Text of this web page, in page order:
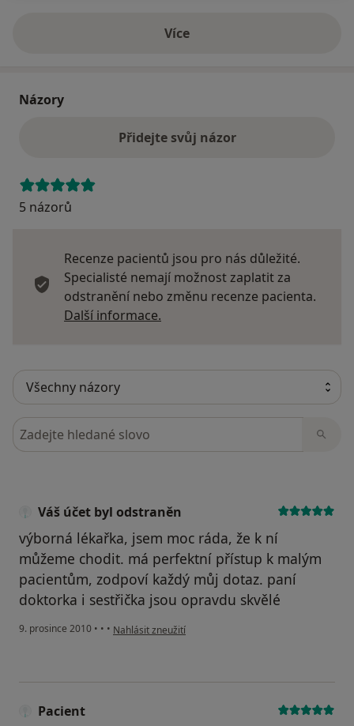
Víceo adrese
Názory
Přidejte svůj názor
5 názorů
Recenze pacientů jsou pro nás důležité.
Specialisté nemají možnost zaplatit za
odstranění nebo změnu recenze pacienta.
Další informace.
Hledejte v názorech
Váš účet byl odstraněn
výborná lékařka, jsem moc ráda, že k ní
můžeme chodit. má perfektní přístup k malým
pacientům, zodpoví každý můj dotaz. paní
doktorka i sestřička jsou opravdu skvělé
9. prosince 2010 • • • podle názoru uživatele Váš účet byl odstraněn
Nahlásit zneužití
Pacient